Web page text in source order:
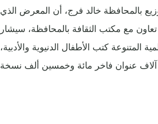
بالمحافظة خالد فرج، أن المعرض الذي
مع مكتب الثقافة بالمحافظة، سيشار
كتب الأطفال الدنيوية والأدبية،